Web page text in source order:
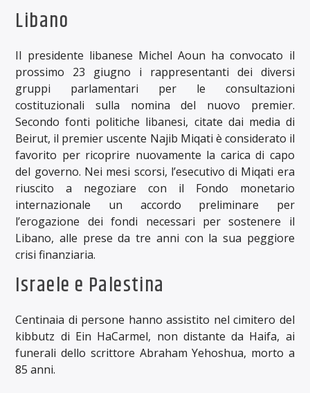
Libano
Il presidente libanese Michel Aoun ha convocato il
prossimo 23 giugno i rappresentanti dei diversi
gruppi parlamentari per le consultazioni
costituzionali sulla nomina del nuovo premier.
Secondo fonti politiche libanesi, citate dai media di
Beirut, il premier uscente Najib Miqati è considerato il
favorito per ricoprire nuovamente la carica di capo
del governo. Nei mesi scorsi, l’esecutivo di Miqati era
riuscito a negoziare con il Fondo monetario
internazionale un accordo preliminare per
l’erogazione dei fondi necessari per sostenere il
Libano, alle prese da tre anni con la sua peggiore
crisi finanziaria.
Israele e Palestina
Centinaia di persone hanno assistito nel cimitero del
kibbutz di Ein HaCarmel, non distante da Haifa, ai
funerali dello scrittore Abraham Yehoshua, morto a
85 anni.